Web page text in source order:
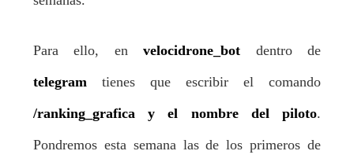
Para ello, envelocidrone_bot dentro de
telegram tienes que escribir el comando
/ranking_grafica y el nombre del piloto.
Pondremos esta semana las de los primeros de